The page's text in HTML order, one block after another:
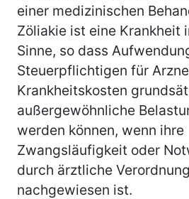
einer medizinischen
Zöliakie ist eine Krankheit
Sinne, so dass
Steuerpflichtigen für
Krankheitskosten
außergewöhnliche
werden können, wenn ihre
Zwangsläufigkeit oder
durch ärztliche Verordnung
nachgewiesen ist.